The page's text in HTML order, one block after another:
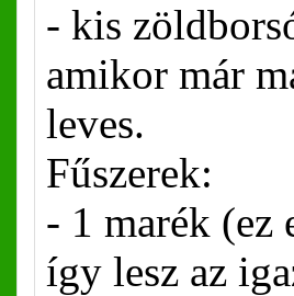
- kis
amikor már
leves.
Fűszerek:
- 1 marék (ez
így lesz az